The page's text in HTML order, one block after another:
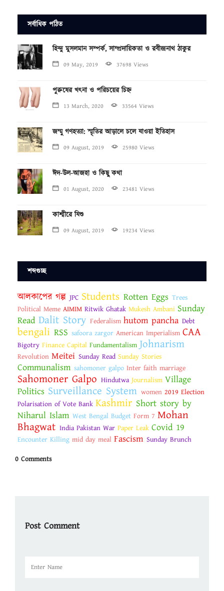
সর্বাধিক পঠিত
হিন্দু মুসলমান সম্পর্ক, সাম্প্রদায়িকতা ও রবীন্দ্রনাথ ঠাকুর
09 May, 2019 37698 Views
পুরুষের খৎনা ও পরিচয়ের চিহ্ন
13 March, 2020 33564 Views
জম্মু গণহত্যা: স্মৃতির আড়ালে চলে যাওয়া ইতিহাস
09 August, 2019 25980 Views
ঈদ-উল-আজহা ও কিছু কথা
01 August, 2020 23481 Views
কাশ্মীরে যিশু
09 August, 2019 19234 Views
শব্দগুচ্ছ
আলকাপের গল্প JPC Students Rotten Eggs Trees
Political Meme AIMIM Ritwik Ghatak Mukesh Ambani Sunday
Read Dalit Story Federalism hutom pancha Debt
bengali RSS safoora zargor American Imperialism CAA
Bigotry Finance Capital Fundamentalism Johnarism
Revolution Meitei Sunday Read Sunday Stories
Communalism sahomoner galpo Inter faith marriage
Sahomoner Galpo Hindutwa Journalism Village
Politics Surveillance System women 2019 Election
Polarisation of Vote Bank Kashmir Short story by
Niharul Islam West Bengal Budget Form 7 Mohan
Bhagwat India Pakistan War Paper Leak Covid 19
Encounter Killing mid day meal Fascism Sunday Brunch
0 Comments
Post Comment